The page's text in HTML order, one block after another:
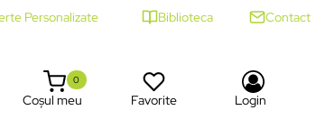
Personalizate Biblioteca Contact
Coșul meu
0
Favorite Login